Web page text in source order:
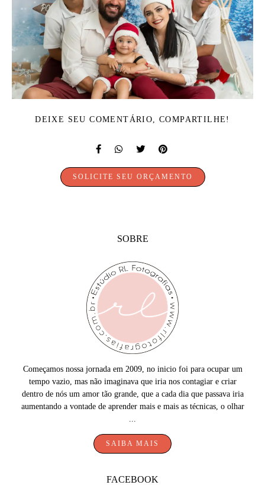
DEIXE SEU COMENTÁRIO, COMPARTILHE!
SOLICITE SEU ORÇAMENTO
SOBRE
Começamos nossa jornada em 2009, no inicio foi para ocupar um
tempo vazio, mas não imaginava que iria nos contagiar e criar
dentro de nós um amor tão grande, que a cada dia que passava iria
aumentando a vontade de aprender mais e mais as técnicas, o olhar
SAIBA MAIS
FACEBOOK